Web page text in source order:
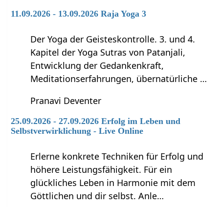
11.09.2026 - 13.09.2026 Raja Yoga 3
Der Yoga der Geisteskontrolle. 3. und 4.
Kapitel der Yoga Sutras von Patanjali,
Entwicklung der Gedankenkraft,
Meditationserfahrungen, übernatürliche …
Pranavi Deventer
25.09.2026 - 27.09.2026 Erfolg im Leben und
Selbstverwirklichung - Live Online
Erlerne konkrete Techniken für Erfolg und
höhere Leistungsfähigkeit. Für ein
glückliches Leben in Harmonie mit dem
Göttlichen und dir selbst. Anle…